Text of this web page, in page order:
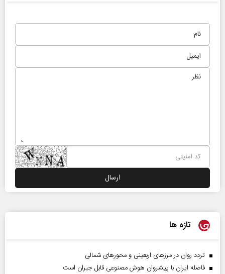
تازه ها
تردد روان در مرزهای اربعینی و محورهای شمالی
فاصله ایران با پیشرو‌ان هوش مصنوعی قابل جبران است